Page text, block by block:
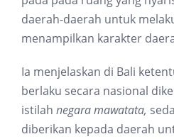
daerah-daerah untuk
menampilkan karakter
Ia menjelaskan di Bali
berlaku secara nasional
istilah negara mawatata,
diberikan kepada daerah